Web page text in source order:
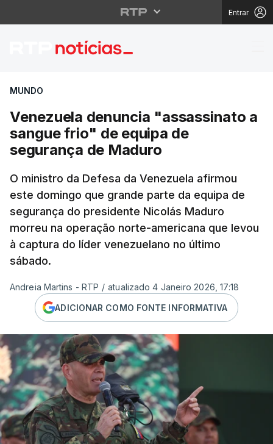
Entrar
Venezuela denuncia
MUNDO
Venezuela denuncia "assassinato a
sangue frio" de equipa de
segurança de Maduro
O ministro da Defesa da Venezuela afirmou
este domingo que grande parte da equipa de
segurança do presidente Nicolás Maduro
morreu na operação norte-americana que levou
à captura do líder venezuelano no último
sábado.
Andreia Martins - RTP / atualizado 4 Janeiro 2026, 17:18
ADICIONAR COMO FONTE INFORMATIVA